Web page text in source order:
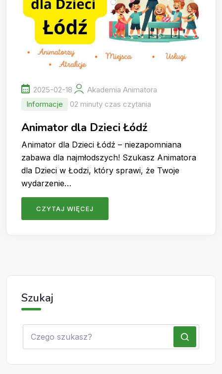
2025-02-18
Akademia Animatora
Informacje
02 minuty czas czytania
Animator dla Dzieci Łódź
Animator dla Dzieci Łódź – niezapomniana
zabawa dla najmłodszych! Szukasz Animatora
dla Dzieci w Łodzi, który sprawi, że Twoje
wydarzenie…
CZYTAJ WIĘCEJ
Szukaj